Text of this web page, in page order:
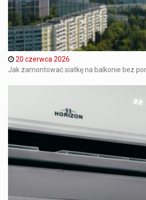
20 czerwca 2026
Jak zamontować siatkę na balkonie bez